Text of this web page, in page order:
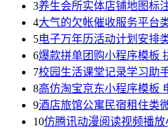
3养生会所实体店铺地图标
4大气的欠帐催收服务平台
5电子万年历活动计划安排
6爆款拼单团购小程序模板
7校园生活课堂记录学习助
8高仿淘宝京东小程序模板
9酒店旅馆公寓民宿租住类
10仿腾讯动漫阅读视频播放